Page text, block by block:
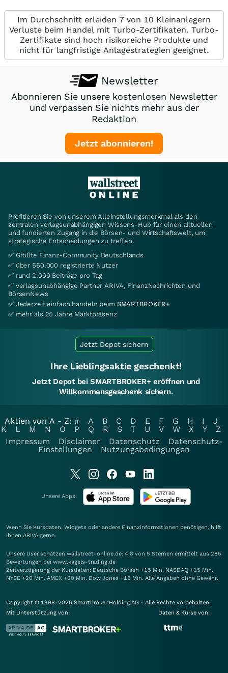
Im Durchschnitt erleiden 7 von 10 Kleinanlegern
Verluste beim Handel mit Turbo-Zertifikaten. Turbo-
Zertifikate sind hoch risikoreiche Produkte und
nicht für langfristige Anlagestrategien geeignet.
Newsletter
Abonnieren Sie unsere kostenlosen Newsletter
und verpassen Sie nichts mehr aus der
Redaktion
Jetzt abonnieren!
Profitieren Sie von unserem Alleinstellungsmerkmal als den
zentralen verlagsunabhängigen Wissens-Hub für einen aktuellen
und fundierten Zugang in die Börsen- und Wirtschaftswelt, um
strategische Entscheidungen zu treffen.
✅ Größte Finanz-Community Deutschlands
✅ über 550.000 registrierte Nutzer
✅ rund 2.000 Beiträge pro Tag
✅ verlagsunabhängige Partner ARIVA, FinanzNachrichten und
BörsenNews
✅ Jederzeit einfach handeln beim SMARTBROKER+
✅ mehr als 25 Jahre Marktpräsenz
Jetzt Depot sichern
Ihre Lieblingsaktie geschenkt!
Jetzt Depot bei SMARTBROKER+ eröffnen und
Willkommensgeschenk sichern.
Aktien von A - Z: # A B C D E F G H I
J
K
L M N O P Q R S T U V W X Y
Z
Impressum
Disclaimer Datenschutz
Datenschutz-
Einstellungen
Nutzungsbedingungen
Unsere Apps:
Wenn Sie Kursdaten, Widgets oder andere Finanzinformationen benötigen, hilft
Ihnen ARIVA gerne.
Unsere User schätzen wallstreet-online.de: 4.8 von 5 Sternen ermittelt aus 285
Bewertungen bei www.kagels-trading.de
Zeitverzögerung der Kursdaten: Deutsche Börsen +15 Min. NASDAQ +15 Min.
NYSE +20 Min. AMEX +20 Min. Dow Jones +15 Min. Alle Angaben ohne Gewähr.
Copyright © 1998-2026 Smartbroker Holding AG - Alle Rechte vorbehalten.
Mit Unterstützung von:
Daten & Kurse von: